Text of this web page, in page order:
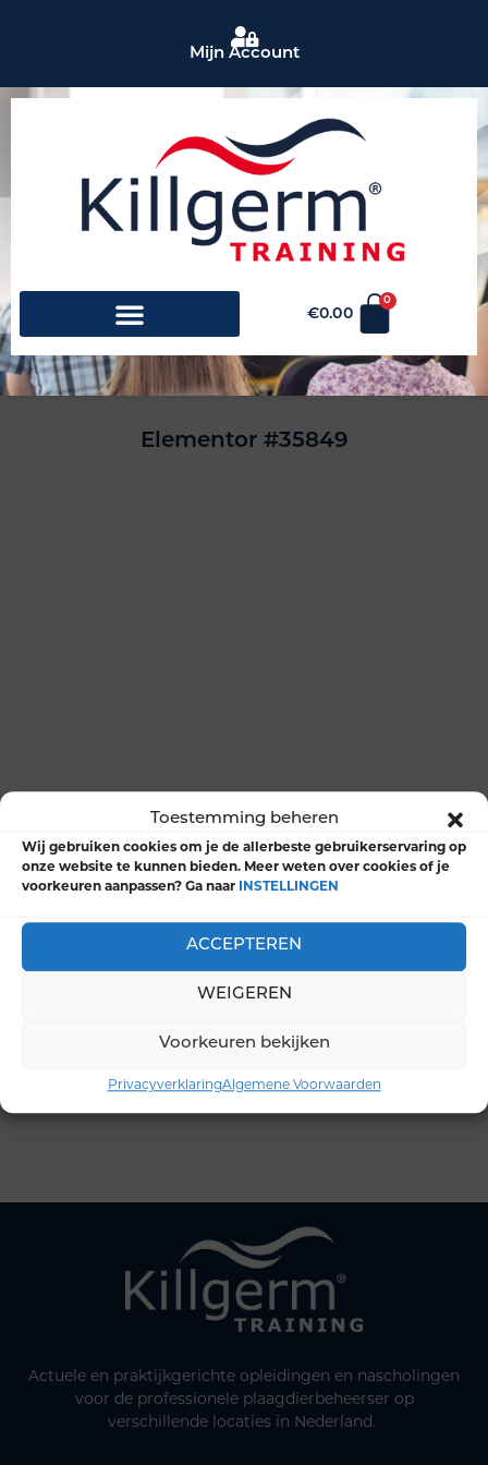
Toestemming beheren
Wij gebruiken cookies om je de allerbeste gebruikerservaring op
onze website te kunnen bieden. Meer weten over cookies of je
voorkeuren aanpassen? Ga naar INSTELLINGEN
ACCEPTEREN
WEIGEREN
Voorkeuren bekijken
PrivacyverklaringAlgemene Voorwaarden
Mijn Account
€0.00
0
Elementor #35849
Actuele en praktijkgerichte opleidingen en nascholingen
voor de professionele plaagdierbeheerser op
verschillende locaties in Nederland.